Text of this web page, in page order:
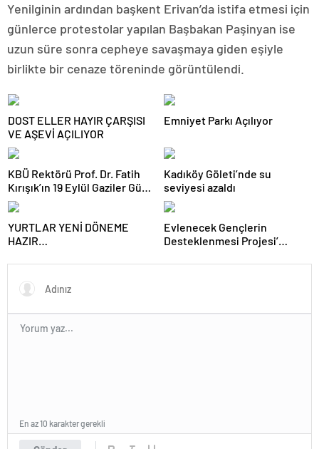
Yenilginin ardından başkent Erivan’da istifa etmesi için
günlerce protestolar yapılan Başbakan Paşinyan ise
uzun süre sonra cepheye savaşmaya giden eşiyle
birlikte bir cenaze töreninde görüntülendi.
DOST ELLER HAYIR ÇARŞISI
VE AŞEVİ AÇILIYOR
Emniyet Parkı Açılıyor
KBÜ Rektörü Prof. Dr. Fatih
Kırışık’ın 19 Eylül Gaziler Günü
Mesajı
Kadıköy Göleti’nde su
seviyesi azaldı
YURTLAR YENİ DÖNEME
HAZIR…
Evlenecek Gençlerin
Desteklenmesi Projesi’
En az 10 karakter gerekli